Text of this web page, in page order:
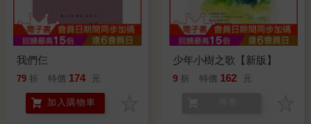
我們仨
79 折 特價 174 元
加入購物車
少年小樹之歌【新版】
9 折 特價 162 元